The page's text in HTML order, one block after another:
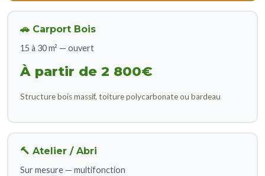
🚗 Carport Bois
15 à 30 m² — ouvert
À partir de 2 800€
Structure bois massif, toiture polycarbonate ou bardeau
🔨 Atelier / Abri
Sur mesure — multifonction